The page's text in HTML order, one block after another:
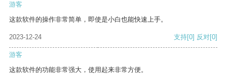
游客
这款软件的操作非常简单，即使是小白也能快速上手。
2023-12-24 支持[0] 反对[0]
游客
这款软件的功能非常强大，使用起来非常方便。